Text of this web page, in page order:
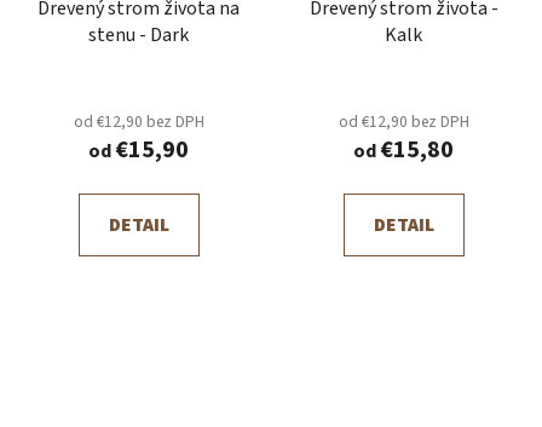
Drevený strom života na
stenu - Dark
od €12,90 bez DPH
od€15,90
DETAIL
Drevený strom života -
Kalk
od €12,90 bez DPH
od€15,80
DETAIL